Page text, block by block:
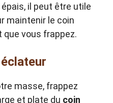
il peut être utile
maintenir le coin
que vous frappez.
masse, frappez
et plate du coin